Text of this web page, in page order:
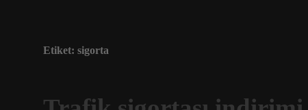
Etiket: sigorta